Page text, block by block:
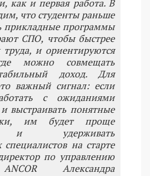
как и первая работа. В
что студенты раньше
прикладные программы
СПО, чтобы быстрее
и ориентируются
можно совмещать
доход. Для
важный сигнал: если
с ожиданиями
выстраивать понятные
им будет проще
и удерживать
на старте
по управлению
Александра